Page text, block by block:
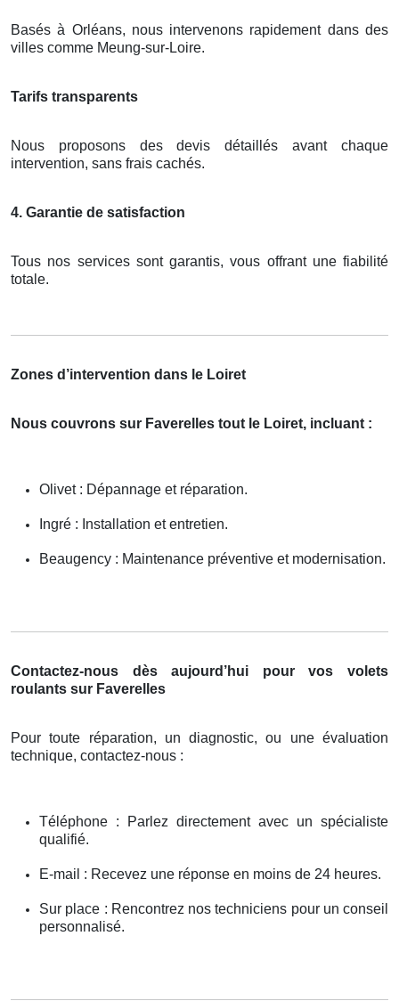
Basés à Orléans, nous intervenons rapidement dans des
villes comme Meung-sur-Loire.
Tarifs transparents
Nous proposons des devis détaillés avant chaque
intervention, sans frais cachés.
4. Garantie de satisfaction
Tous nos services sont garantis, vous offrant une fiabilité
totale.
Zones d’intervention dans le Loiret
Nous couvrons sur Faverelles tout le Loiret, incluant :
Olivet : Dépannage et réparation.
Ingré : Installation et entretien.
Beaugency : Maintenance préventive et modernisation.
Contactez-nous dès aujourd’hui pour vos volets
roulants sur Faverelles
Pour toute réparation, un diagnostic, ou une évaluation
technique, contactez-nous :
Téléphone : Parlez directement avec un spécialiste
qualifié.
E-mail : Recevez une réponse en moins de 24 heures.
Sur place : Rencontrez nos techniciens pour un conseil
personnalisé.